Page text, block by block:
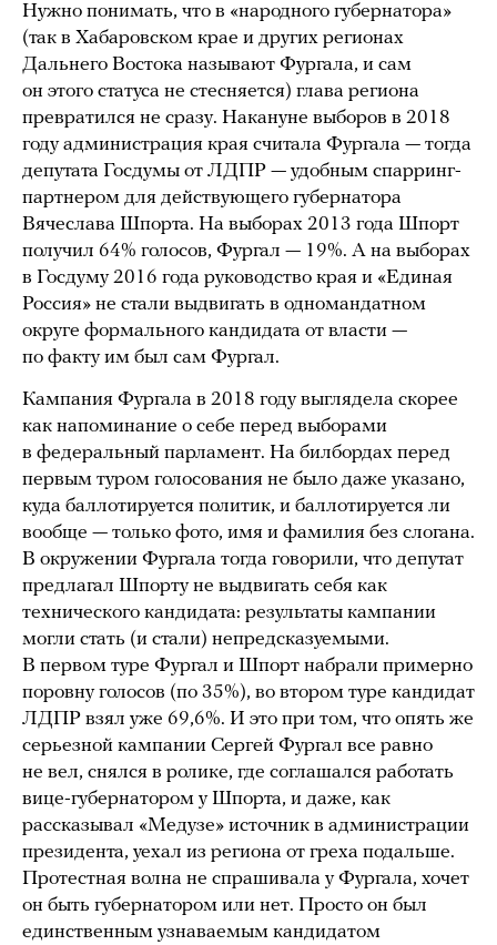
Нужно понимать, что в «народного губернатора»
(так в Хабаровском крае и других регионах
Дальнего Востока называют Фургала, и сам
он этого статуса не стесняется) глава региона
превратился не сразу. Накануне выборов в 2018
году администрация края считала Фургала — тогда
депутата Госдумы от ЛДПР — удобным спарринг-
партнером для действующего губернатора
Вячеслава Шпорта. На выборах 2013 года Шпорт
получил 64% голосов, Фургал — 19%. А на выборах
в Госдуму 2016 года руководство края и «Единая
Россия» не стали выдвигать в одномандатном
округе формального кандидата от власти —
по факту им был сам Фургал.
Кампания Фургала в 2018 году выглядела скорее
как напоминание о себе перед выборами
в федеральный парламент. На билбордах перед
первым туром голосования не было даже указано,
куда баллотируется политик, и баллотируется ли
вообще — только фото, имя и фамилия без слогана.
В окружении Фургала тогда говорили, что депутат
предлагал Шпорту не выдвигать себя как
технического кандидата: результаты кампании
могли стать (и стали) непредсказуемыми.
В первом туре Фургал и Шпорт набрали примерно
поровну голосов (по 35%), во втором туре кандидат
ЛДПР взял уже 69,6%. И это при том, что опять же
серьезной кампании Сергей Фургал все равно
не вел, снялся в ролике, где соглашался работать
вице-губернатором у Шпорта, и даже, как
рассказывал «Медузе» источник в администрации
президента, уехал из региона от греха подальше.
Протестная волна не спрашивала у Фургала, хочет
он быть губернатором или нет. Просто он был
единственным узнаваемым кандидатом